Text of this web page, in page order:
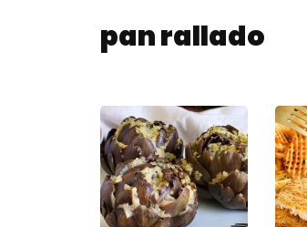
pan rallado